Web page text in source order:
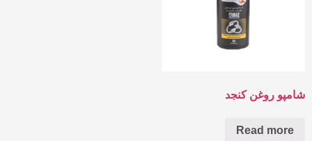
شامپو روغن کنجد
Read more